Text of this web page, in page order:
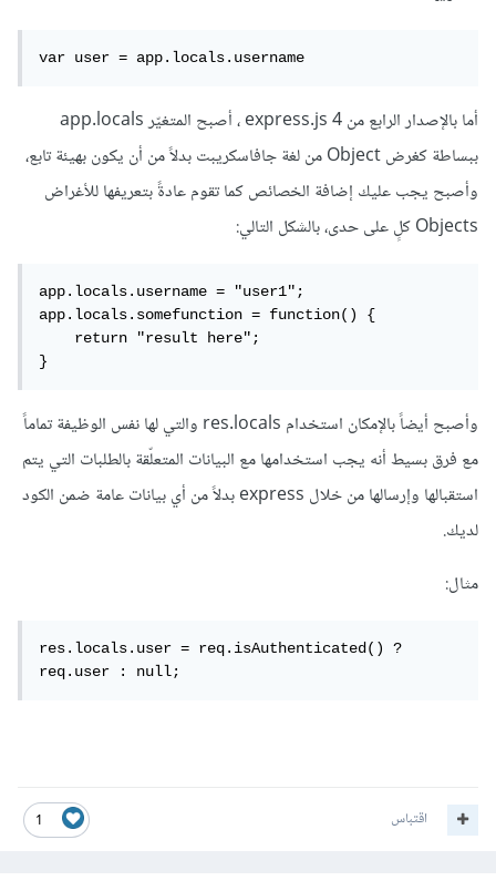
var user = app.locals.username
أما بالإصدار الرابع من express.js 4 ، أصبح المتغيّر app.locals
ببساطة كغرض Object من لغة جافاسكريبت بدلاً من أن يكون بهيئة تابع،
وأصبح يجب عليك إضافة الخصائص كما تقوم عادةً بتعريفها للأغراض
Objects كلٍ على حدى، بالشكل التالي:
app.locals.username = "user1";
app.locals.somefunction = function() {
    return "result here";
}
وأصبح أيضاً بالإمكان استخدام res.locals والتي لها نفس الوظيفة تماماً
مع فرق بسيط أنه يجب استخدامها مع البيانات المتعلّقة بالطلبات التي يتم
استقبالها وإرسالها من خلال express بدلاً من أي بيانات عامة ضمن الكود
لديك.
مثال:
res.locals.user = req.isAuthenticated() ?
req.user : null;
1 اقتباس